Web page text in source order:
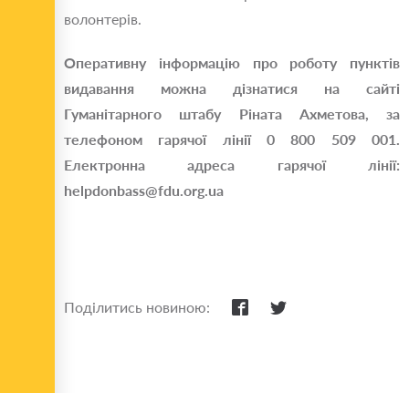
волонтерів.
Оперативну інформацію про роботу пунктів
видавання можна дізнатися на сайті
Гуманітарного штабу Ріната Ахметова, за
телефоном гарячої лінії 0 800 509 001.
Електронна адреса гарячої лінії:
helpdonbass@fdu.org.ua
Поділитись новиною: